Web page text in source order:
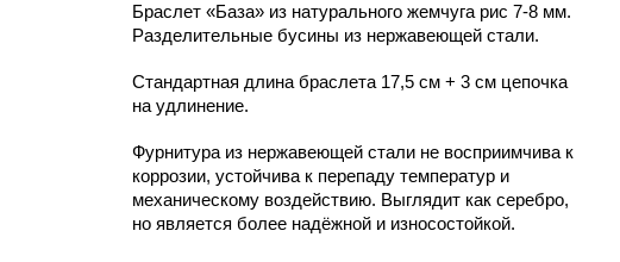
Браслет «База» из натурального жемчуга рис 7-8 мм.
Разделительные бусины из нержавеющей стали.
Стандартная длина браслета 17,5 см + 3 см цепочка
на удлинение.
Фурнитура из нержавеющей стали не восприимчива к
коррозии, устойчива к перепаду температур и
механическому воздействию. Выглядит как серебро,
но является более надёжной и износостойкой.